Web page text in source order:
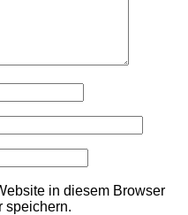
in diesem Browser
speichern.